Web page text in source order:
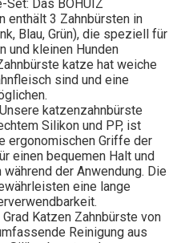
Das BOHUIZ
enthält 3 Zahnbürsten in
Blau, Grün), die speziell für
und kleinen Hunden
katze hat weiche
sind und eine
katzenzahnbürste
Silikon und PP, ist
ergonomischen Griffe der
einen bequemen Halt und
der Anwendung. Die
eine lange
Katzen Zahnbürste von
Reinigung aus